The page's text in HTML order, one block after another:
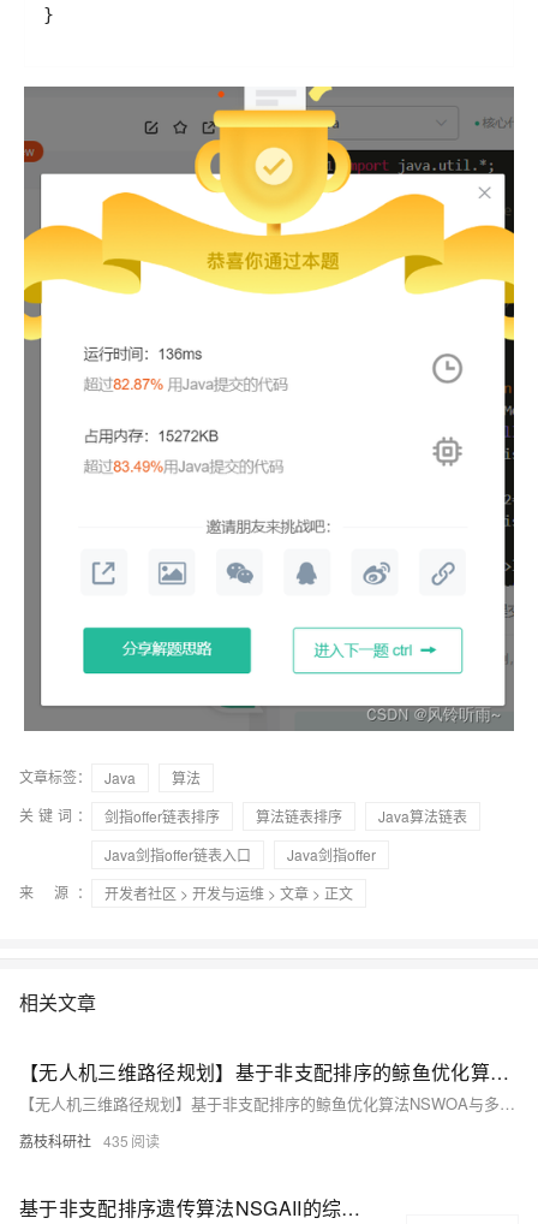
文章标签： Java
算法
关键词：
剑指offer链表排序 算法链表排序
Java算法链表
Java剑指offer链表入口
Java剑指offer
来 源：
开发者社区 > 开发与运维 > 文章 > 正文
相关文章
【无人机三维路径规划】基于非支配排序的鲸鱼优化算法NSWOA与多目标螳螂搜索算法MOMSA求解无人机三维路径规划研究（Matlab代码实现）
【无人机三维路径规划】基于非支配排序的鲸鱼优化算法NSWOA与多目标螳螂搜索算法MOMSA求解无人机三维路径规划研究（Matlab代码实现）
荔枝科研社 435
基于非支配排序遗传算法NSGAII的综合能源优化调度（Matlab代码实现）